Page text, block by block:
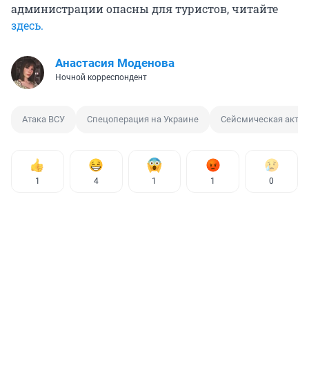
администрации опасны для туристов, читайте
здесь.
Анастасия Моденова
Ночной корреспондент
Атака ВСУ Спецоперация на Украине Сейсмическая
1 4 1 1 0